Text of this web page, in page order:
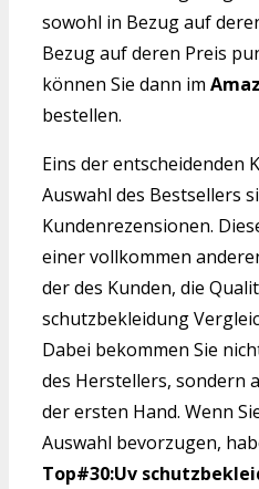
sowohl in Bezug auf
Bezug auf deren Preis
können Sie dann im
bestellen.
Eins der entscheidenden
Auswahl des Bestsellers
Kundenrezensionen.
einer vollkommen
der des Kunden, die
schutzbekleidung
Dabei bekommen Sie
des Herstellers, sondern
der ersten Hand. Wenn
Auswahl bevorzugen,
Top#30:Uv